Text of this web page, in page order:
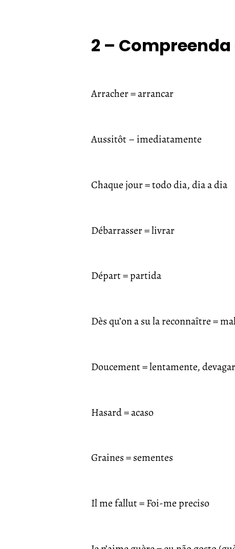
2 –
Arracher = arrancar
Aussitôt – imediatamente
Chaque jour = todo dia, dia a dia
Débarrasser = livrar
Départ = partida
Dès qu’on a su la reconnaître =
Doucement = lentamente, devagar
Hasard = acaso
Graines = sementes
Il me fallut = Foi-me preciso